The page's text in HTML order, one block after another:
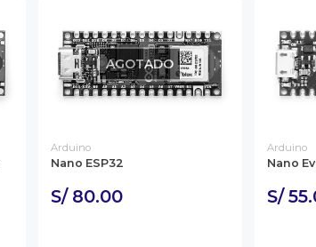
AGOTADO
Arduino
Nano ESP32
S/ 80.00
Arduino
Nano
S/